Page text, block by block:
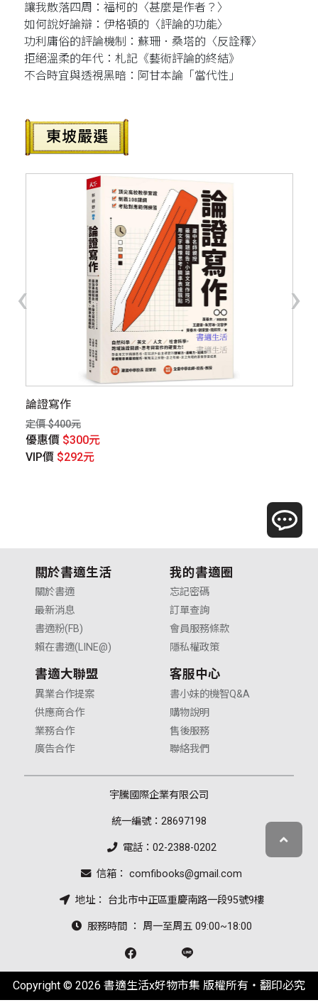
讓我散落四周：福柯的〈甚麼是作者？〉
如何說好論辯：伊格頓的〈評論的功能〉
功利庸俗的評論機制：蘇珊．桑塔的〈反詮釋〉
拒絕溫柔的年代：札記《藝術評論的終結》
不合時宜與透視黑暗：阿甘本論「當代性」
論證寫作
定價 $400元
優惠價 $300元
VIP價 $292元
‹ ›
關於書適生活
關於書適
最新消息
書適粉(FB)
賴在書適(LINE@)
我的書適圈
忘記密碼
訂單查詢
會員服務條款
隱私權政策
書適大聯盟
異業合作提案
供應商合作
業務合作
廣告合作
客服中心
書小妹的機智Q&A
購物說明
售後服務
聯絡我們
宇騰國際企業有限公司
統一編號：28697198
電話：02-2388-0202
信箱： comfibooks@gmail.com
地址： 台北市中正區重慶南路一段95號9樓
服務時間 ： 周一至周五 09:00~18:00
Copyright © 2026 書適生活x好物市集 版權所有‧翻印必究